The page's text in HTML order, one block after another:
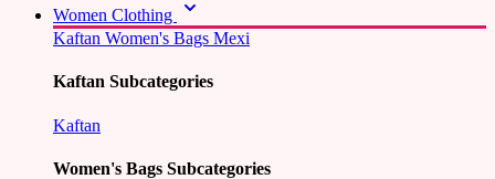
Women Clothing
Kaftan Women's Bags Mexi
Kaftan Subcategories
Kaftan
Women's Bags Subcategories